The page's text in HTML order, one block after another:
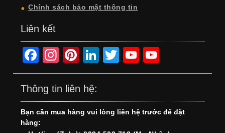
Chính sách bảo mật thông tin
Liên kết
F
a
c
e
b
In
st
a
gr
a
Pi
nt
er
e
st
Li
n
e
dI
T
wi
er
Y
o
T
u
o
T
u
Thông tin liên hệ:
Bạn cần mua hàng vui lòng liên hệ trước để đặt
hàng: